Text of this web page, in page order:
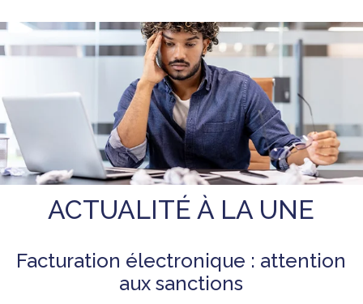
ACTUALITÉ À LA UNE
Facturation électronique : attention
aux sanctions